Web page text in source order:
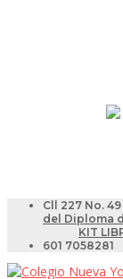
Cll 227 No.
del Diploma
KIT
601 7058281